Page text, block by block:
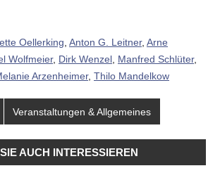
Oellerking, Anton G. Leitner, Arne
Wolfmeier, Dirk Wenzel, Manfred Schlüter,
Arzenheimer, Thilo Mandelkow
Veranstaltungen & Allgemeines
AUCH INTERESSIEREN